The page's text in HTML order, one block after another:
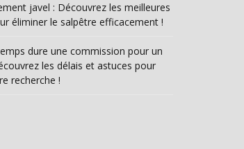
javel : Découvrez les meilleures
éliminer le salpêtre efficacement !
dure une commission pour un
les délais et astuces pour
recherche !